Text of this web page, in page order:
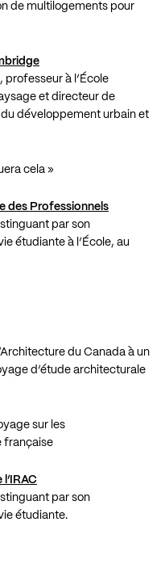
de multilogements pour
, professeur à l’École
et directeur de
développement urbain et
cela »
des Professionnels
par son
étudiante à l’École, au
du Canada à un
d’étude architecturale
sur les
française
par son
étudiante.